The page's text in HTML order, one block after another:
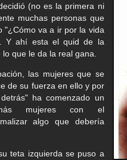
(no es la primera ni
muchas personas que
"¿Cómo va a ir por la vida
Y ahí esta el quid de la
que le da la real gana.
las mujeres que se
de su fuerza en ello y por
ha comenzado un
mujeres con el
algo que debería
teta izquierda se puso a